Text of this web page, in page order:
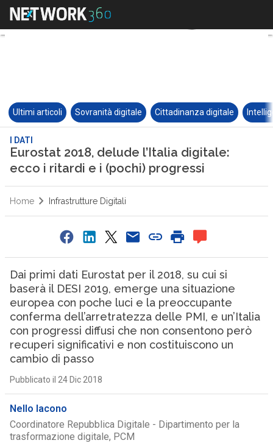
Ultimi articoli Sovranità digitale Cittadinanza digitale
I DATI
Eurostat 2018, delude l’Italia digitale:
ecco i ritardi e i (pochi) progressi
Home Infrastrutture Digitali
Dai primi dati Eurostat per il 2018, su cui si
baserà il DESI 2019, emerge una situazione
europea con poche luci e la preoccupante
conferma dell’arretratezza delle PMI, e un’Italia
con progressi diffusi che non consentono però
recuperi significativi e non costituiscono un
cambio di passo
Pubblicato il 24 Dic 2018
Nello Iacono
Coordinatore Repubblica Digitale - Dipartimento per la
trasformazione digitale, PCM